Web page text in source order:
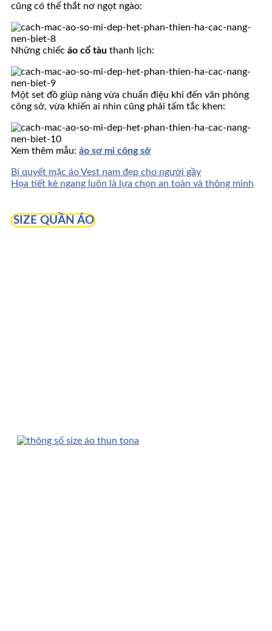
cũng có thể thắt nơ ngọt ngào:
Những chiếc áo cổ tàu thanh lịch:
Một set đồ giúp nàng vừa chuẩn điệu khi đến văn phòng
công sở, vừa khiến ai nhìn cũng phải tấm tắc khen:
Xem thêm mẫu: áo sơ mi công sở
Bí quyết mặc áo Vest nam đẹp cho người gầy
Họa tiết kẻ ngang luôn là lựa chọn an toàn và thông minh
SIZE QUẦN ÁO